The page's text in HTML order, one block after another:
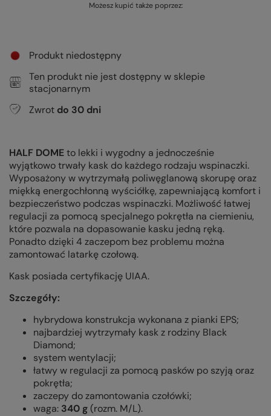
Możesz kupić także poprzez:
Produkt niedostępny
Ten produkt nie jest dostępny w sklepie
stacjonarnym
Zwrot do 30 dni
HALF DOMEto lekki i wygodny a jednocześnie
wyjątkowo trwały kask do każdego rodzaju wspinaczki.
Wyposażony w wytrzymałą poliwęglanową skorupę oraz
miękką energochłonną wyściółkę, zapewniającą komfort i
bezpieczeństwo podczas wspinaczki. Możliwość łatwej
regulacji za pomocą specjalnego pokrętła na ciemieniu,
które pozwala na dopasowanie kasku jedną ręką.
Ponadto dzięki 4 zaczepom bez problemu można
zamontować latarkę czołową.
Kask posiada certyfikację UIAA.
Szczegóły:
hybrydowa konstrukcja wykonana z pianki EPS;
najbardziej wytrzymały kask z rodziny Black
Diamond;
system wentylacji;
łatwy w regulacji za pomocą pasków po szyją oraz
pokrętła;
zaczepy do zamontowania czołówki;
waga: 340 g(rozm. M/L).